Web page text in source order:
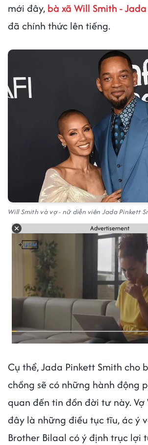
mới đây, bà xã Will Smith -
đã chính thức lên tiếng.
Will Smith và vợ - nữ diễn viên Jada Pinkett
Advertisement
Cụ thể, Jada Pinkett Smith cho
chồng sẽ có những hành động
quan đến tin đồn đời tư này. Vợ
đây là những điều tục tĩu, ác ý
Brother Bilaal có ý định trục lợi